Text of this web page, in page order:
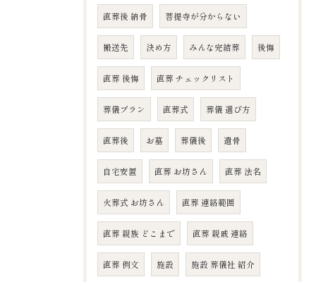
直葬後 納骨 菩提寺が分からない
搬送先 決め方 みんな完結葬 後悔
直葬 後悔 直葬 チェックリスト
葬儀プラン 直葬式 葬儀 選び方
直葬後 お墓 葬儀後 遺骨
自宅安置 直葬 お坊さん 直葬 法名
火葬式 お坊さん 直葬 連絡範囲
直葬 親族 どこまで 直葬 親戚 連絡
直葬 例文 施設 施設 葬儀社 紹介